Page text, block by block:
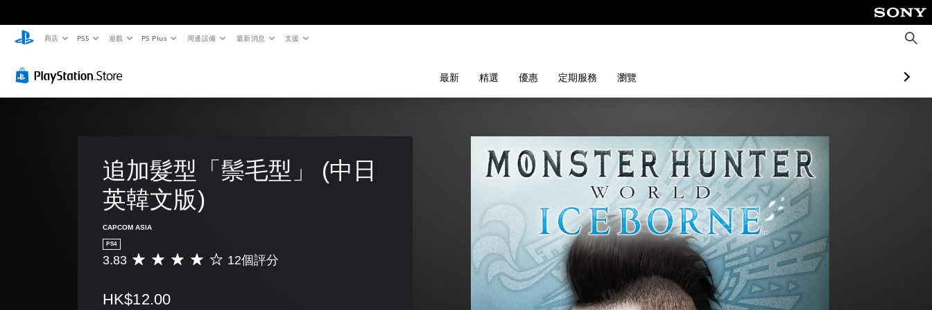
商店 PS5 遊戲 PS Plus 周邊設備 最新消息 支援
搜
尋
最新 精選 優惠 定期服務 瀏覽
追加髮型「鬃毛型」 (中日
英韓文版)
CAPCOM ASIA
PS4
平
分
3.83 12個評分
HK$12.00